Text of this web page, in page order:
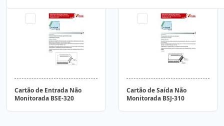
Cartão de Entrada Não
Monitorada BSE-320
Cartão de Saída Não
Monitorada BSJ-310